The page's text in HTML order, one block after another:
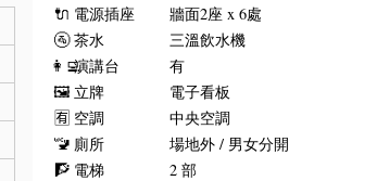
🔌 電源插座
牆面2座 x 6處
🚰 茶水
三溫飲水機
👩‍💻演講台
有
🖼️ 立牌
電子看板
🈶 空調
中央空調
🚾 廁所
場地外 / 男女分開
🧗 電梯 2 部